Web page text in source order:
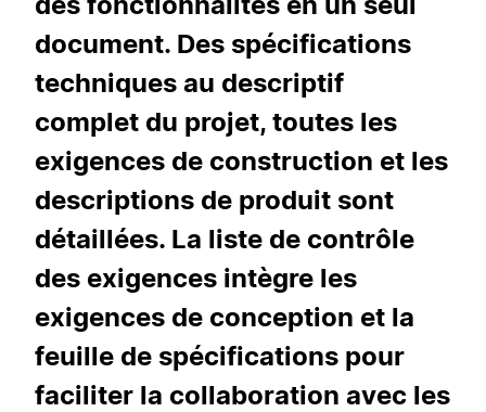
document. Des spécifications
techniques au descriptif
complet du projet, toutes les
exigences de construction et les
descriptions de produit sont
détaillées. La liste de contrôle
des exigences intègre les
exigences de conception et la
feuille de spécifications pour
faciliter la collaboration avec les